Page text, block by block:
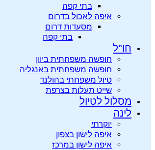
בתי קפה
איפה לאכול בדרום
מסעדות דרום
בתי קפה
חו”ל
חופשה משפחתית ביוון
חופשה משפחתית באנגליה
טיול משפחתי בהולנד
שייט תעלות בצרפת
מסלול לטיול
לינה
יוקרתי
איפה לישון בצפון
איפה לישון במרכז